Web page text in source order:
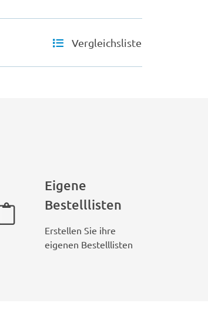
Vergleichsliste
Eigene
Bestelllisten
Erstellen Sie ihre
eigenen Bestelllisten